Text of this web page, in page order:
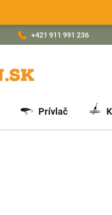
+421 911 991 236
Prívlač